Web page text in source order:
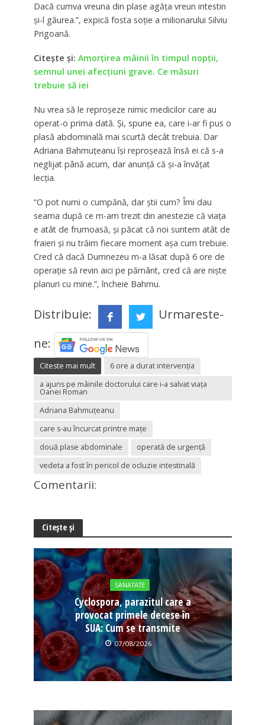
Dacă cumva vreuna din plase agăţa vreun intestin
şi-l găurea.”, expică fosta soţie a milionarului Silviu
Prigoană.
Citeşte şi: Amorţirea mâinii în timpul nopţii,
semnul unei afecţiuni grave. Ce măsuri
trebuie să iei
Nu vrea să le reproşeze nimic medicilor care au
operat-o prima dată. Şi, spune ea, care i-ar fi pus o
plasă abdominală mai scurtă decât trebuia. Dar
Adriana Bahmuţeanuîşi reproşează însă ei că s-a
neglijat până acum, dar anunţă că şi-a învăţat
lecţia.
“O pot numi o cumpănă, dar ştii cum? Îmi dau
seama după ce m-am trezit din anestezie că viaţa
e atât de frumoasă, şi păcat că noi suntem atât de
fraieri şi nu trăim fiecare moment aşa cum trebuie.
Cred că dacă Dumnezeu m-a lăsat după 6 ore de
operaţie să revin aici pe pământ, cred că are nişte
planuri cu mine.”,încheie Bahmu.
Distribuie:
Urmareste-
ne:
Citeste mai mult
6 ore a durat intervenţia
a ajuns pe mâinile doctorului care i-a salvat viaţa
Oanei Roman
Adriana Bahmuţeanu
care s-au încurcat printre maţe
două plase abdominale
operată de urgență
vedeta a fost în pericol de ocluzie intestinală
Comentarii:
Citește și
SANATATE
Cyclospora, parazitul care a
provocat primele decese în
SUA: Cum se transmite
07/08/2026